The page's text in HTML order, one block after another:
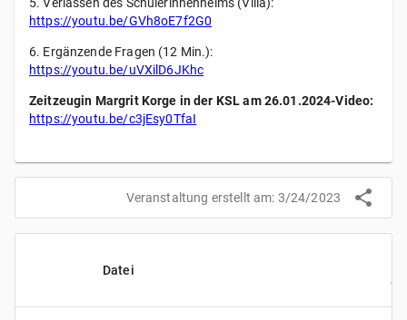
https://youtu.be/GVh8oE7f2G0
6. Ergänzende Fragen (12 Min.):
https://youtu.be/uVXilD6JKhc
Zeitzeugin Margrit Korge in der KSL am 26.01.2024-Video:
https://youtu.be/c3jEsy0TfaI
Veranstaltung erstellt am: 3/24/2023
Datei
&